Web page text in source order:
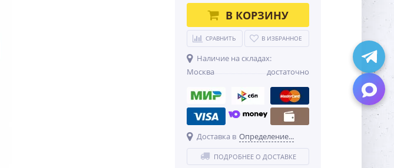
В КОРЗИНУ
СРАВНИТЬ В ИЗБРАННОЕ
Наличие на складах:
Москва
достаточно
Доставка в Определение...
ПОДРОБНЕЕ О ДОСТАВКЕ